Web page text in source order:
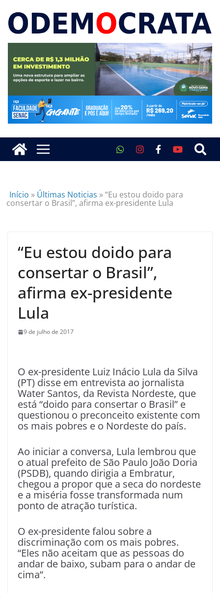
Início » Últimas Noticias »“Eu estou doido para
consertar o Brasil”, afirma ex-presidente Lula
“Eu estou doido para
consertar o Brasil”,
afirma ex-presidente
Lula
9 de julho de 2017
O ex-presidente Luiz Inácio Lula da Silva
(PT) disse em entrevista ao jornalista
Water Santos, da Revista Nordeste, que
está “doido para consertar o Brasil” e
questionou o preconceito existente com
os mais pobres e o Nordeste do país.
Ao iniciar a conversa, Lula lembrou que
o atual prefeito de São Paulo João Doria
(PSDB), quando dirigia a Embratur,
chegou a propor que a seca do nordeste
e a miséria fosse transformada num
ponto de atração turística.
O ex-presidente falou sobre a
discriminação com os mais pobres.
“Eles não aceitam que as pessoas do
andar de baixo, subam para o andar de
cima”.